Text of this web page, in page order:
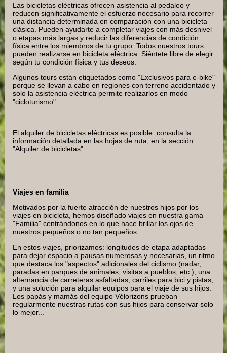
Las bicicletas eléctricas ofrecen asistencia al pedaleo y
reducen significativamente el esfuerzo necesario para recorrer
una distancia determinada en comparación con una bicicleta
clásica. Pueden ayudarte a completar viajes con más desnivel
o etapas más largas y reducir las diferencias de condición
física entre los miembros de tu grupo. Todos nuestros tours
pueden realizarse en bicicleta eléctrica. Siéntete libre de elegir
según tu condición física y tus deseos.
Algunos tours están etiquetados como "Exclusivos para e-bike"
porque se llevan a cabo en regiones con terreno accidentado y
solo la asistencia eléctrica permite realizarlos en modo
"cicloturismo".
El alquiler de bicicletas eléctricas es posible: consulta la
información detallada en las hojas de ruta, en la sección
"Alquiler de bicicletas".
Viajes en familia
Motivados por la fuerte atracción de nuestros hijos por los
viajes en bicicleta, hemos diseñado viajes en nuestra gama
"Familia" centrándonos en lo que hace brillar los ojos de
nuestros pequeños o no tan pequeños...
En estos viajes, priorizamos: longitudes de etapa adaptadas
para dejar espacio a pausas numerosas y necesarias, un ritmo
que destaca los "aspectos" adicionales del ciclismo (nadar,
paradas en parques de animales, visitas a pueblos, etc.), una
alternancia de carreteras asfaltadas, carriles para bici y pistas,
y una solución para alquilar equipos para el viaje de sus hijos.
Los papás y mamás del equipo Vélorizons prueban
regularmente nuestras rutas con sus hijos para conservar solo
lo mejor...